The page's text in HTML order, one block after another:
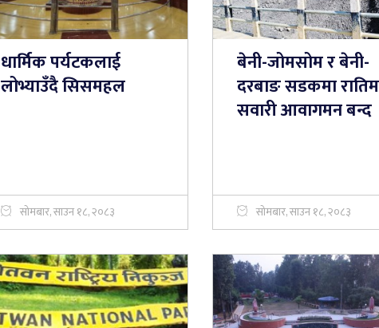
धार्मिक पर्यटकलाई
लोभ्याउँदै सिसमहल
सोमबार, साउन १८, २०८३
बेनी-जोमसोम र बेनी-
दरबाङ सडकमा
सवारी आवागमन बन्द
सोमबार, साउन १८, २०८३